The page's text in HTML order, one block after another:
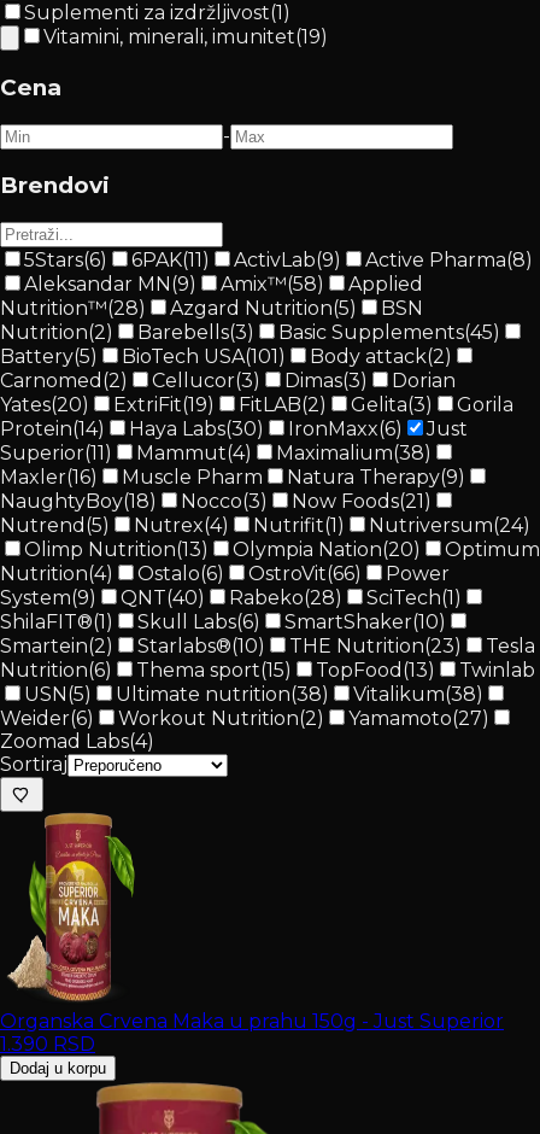
Suplementi za izdržljivost(1 )
Vitamini, minerali, imunitet(19)
Cena
-
Brendovi
5Stars(6) 6PAK(11) ActivLab(9) Active Pharma(8)
Aleksandar MN(9) Amix™(58)
Applied
Nutrition™(28) Azgard Nutrition(5)
BSN
Nutrition(2) Barebells(3) Basic Supplements(45)
Battery(5) BioTech USA(101) Body attack(2)
Carnomed (2) Cellucor(3) Dimas(3)
Dorian
Yates(20) ExtriFit(19) FitLAB(2) Gelita(3)
Gorila
Protein(14) Haya Labs(30) IronMaxx(6)
Just
Superior(11) Mammut(4) Maximalium(38)
Maxler(16) Muscle Pharm Natura Therapy(9)
NaughtyBoy(18) Nocco(3) Now Foods(21)
Nutrend (5) Nutrex(4) Nutrifit(1) Nutriversum(24)
Olimp Nutrition(13) Olympia Nation(20)
Optimum
Nutrition(4) Ostalo(6) OstroVit(66)
Power
System(9) QNT(40) Rabeko(28) SciTech(1)
ShilaFIT®(1) Skull Labs(6) SmartShaker(10)
Smartein(2) Starlabs®(10) THE Nutrition(23)
Tesla
Nutrition(6) Thema sport(15) TopFood (13)
Twinlab
USN(5) Ultimate nutrition(38) Vitalikum(38)
Weider(6) Workout Nutrition(2) Yamamoto(27)
Zoomad Labs(4)
Sortiraj
Organska Crvena Maka u prahu 150g - Just Superior
1.390 RSD
Dodaj u korpu